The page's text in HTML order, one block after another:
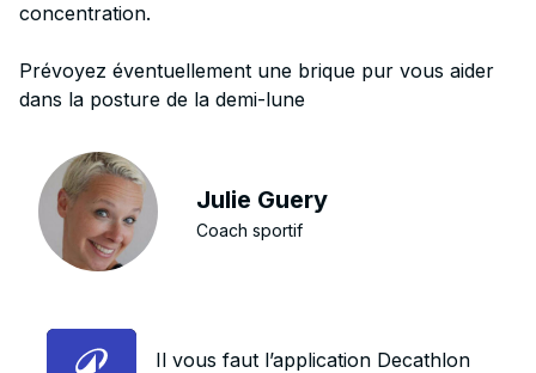
concentration.
Prévoyez éventuellement une brique pur vous aider
dans la posture de la demi-lune
Julie Guery
Coach sportif
Il vous faut l’application Decathlon